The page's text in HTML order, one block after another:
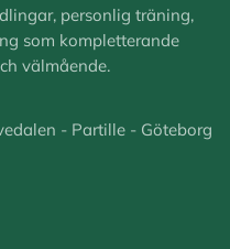
personlig träning,
som kompletterande
välmående.
- Partille - Göteborg